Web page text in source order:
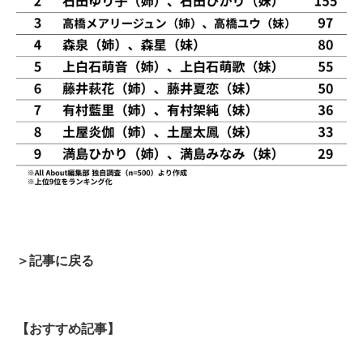
＞記事に戻る
【おすすめ記事】